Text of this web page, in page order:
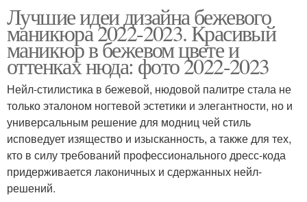
Лучшие идеи дизайна бежевого
маникюра 2022-2023. Красивый
маникюр в бежевом цвете и
оттенках нюда: фото 2022-2023
Нейл-стилистика в бежевой, нюдовой палитре стала не
только эталоном ногтевой эстетики и элегантности, но и
универсальным решение для модниц чей стиль
исповедует изящество и изысканность, а также для тех,
кто в силу требований профессионального дресс-кода
придерживается лаконичных и сдержанных нейл-
решений.